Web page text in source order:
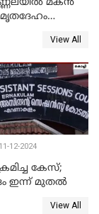
View All
12-2024
കേസ്;
ഇന്ന് മുതല്‍
View All